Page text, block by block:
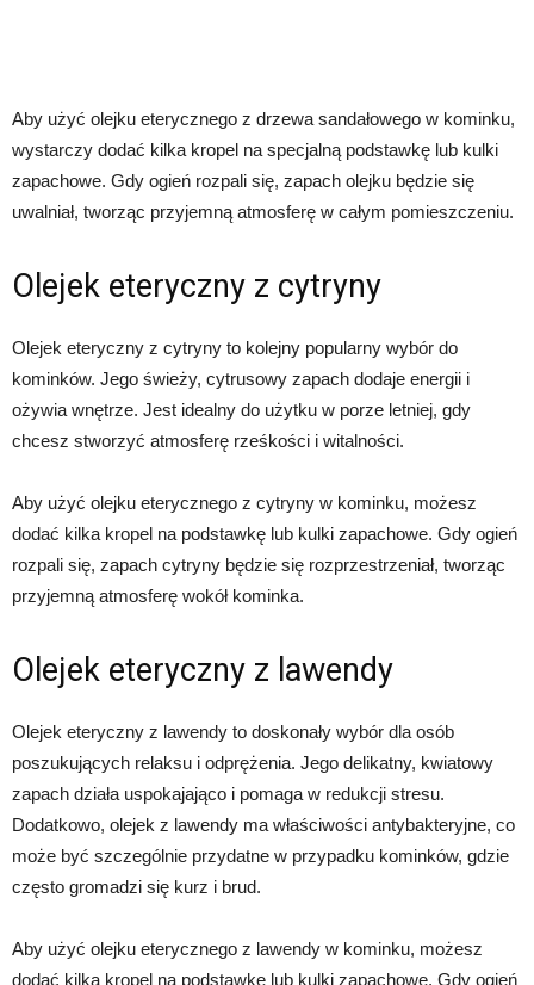
Aby użyć olejku eterycznego z drzewa sandałowego w kominku,
wystarczy dodać kilka kropel na specjalną podstawkę lub kulki
zapachowe. Gdy ogień rozpali się, zapach olejku będzie się
uwalniał, tworząc przyjemną atmosferę w całym pomieszczeniu.
Olejek eteryczny z cytryny
Olejek eteryczny z cytryny to kolejny popularny wybór do
kominków. Jego świeży, cytrusowy zapach dodaje energii i
ożywia wnętrze. Jest idealny do użytku w porze letniej, gdy
chcesz stworzyć atmosferę rześkości i witalności.
Aby użyć olejku eterycznego z cytryny w kominku, możesz
dodać kilka kropel na podstawkę lub kulki zapachowe. Gdy ogień
rozpali się, zapach cytryny będzie się rozprzestrzeniał, tworząc
przyjemną atmosferę wokół kominka.
Olejek eteryczny z lawendy
Olejek eteryczny z lawendy to doskonały wybór dla osób
poszukujących relaksu i odprężenia. Jego delikatny, kwiatowy
zapach działa uspokajająco i pomaga w redukcji stresu.
Dodatkowo, olejek z lawendy ma właściwości antybakteryjne, co
może być szczególnie przydatne w przypadku kominków, gdzie
często gromadzi się kurz i brud.
Aby użyć olejku eterycznego z lawendy w kominku, możesz
dodać kilka kropel na podstawkę lub kulki zapachowe. Gdy ogień